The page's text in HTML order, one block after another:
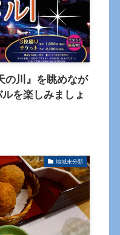
川』を眺めなが
を楽しみましょ
地域未分類